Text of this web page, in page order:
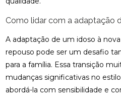
Como lidar com a adaptação
A adaptação de um idoso à
repouso pode ser um desafio
para a família. Essa transição
mudanças significativas no
abordá-la com sensibilidade e